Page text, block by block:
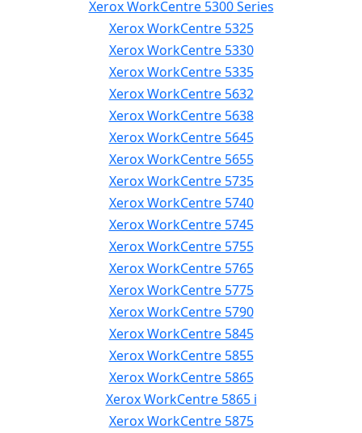
Xerox WorkCentre 5300 Series
Xerox WorkCentre 5325
Xerox WorkCentre 5330
Xerox WorkCentre 5335
Xerox WorkCentre 5632
Xerox WorkCentre 5638
Xerox WorkCentre 5645
Xerox WorkCentre 5655
Xerox WorkCentre 5735
Xerox WorkCentre 5740
Xerox WorkCentre 5745
Xerox WorkCentre 5755
Xerox WorkCentre 5765
Xerox WorkCentre 5775
Xerox WorkCentre 5790
Xerox WorkCentre 5845
Xerox WorkCentre 5855
Xerox WorkCentre 5865
Xerox WorkCentre 5865 i
Xerox WorkCentre 5875